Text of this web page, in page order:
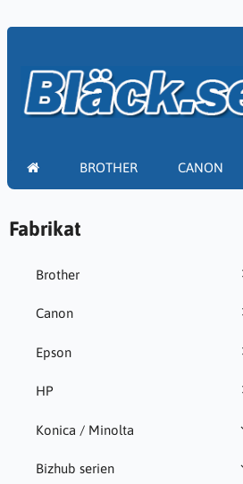
BROTHER CANON
Fabrikat
Brother
Canon
Epson
HP
Konica / Minolta
Bizhub serien